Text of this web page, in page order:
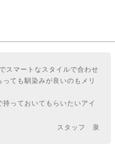
スマートなスタイルで合わせ
ても馴染みが良いのもメリ
っておいてもらいたいアイ
スタッフ 泉